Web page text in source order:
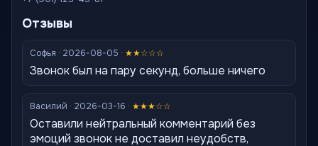
Отзывы
Софья · 2026-08-05 · ★★☆☆☆
Звонок был на пару секунд, больше ничего
Василий · 2026-03-16 · ★★★☆☆
Оставили нейтральный комментарий без
эмоций звонок не доставил неудобств,